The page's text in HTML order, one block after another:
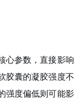
心参数，直接影响
胶囊的凝胶强度不
强度偏低则可能影